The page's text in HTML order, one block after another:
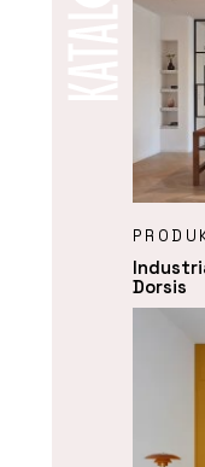
Dorsis